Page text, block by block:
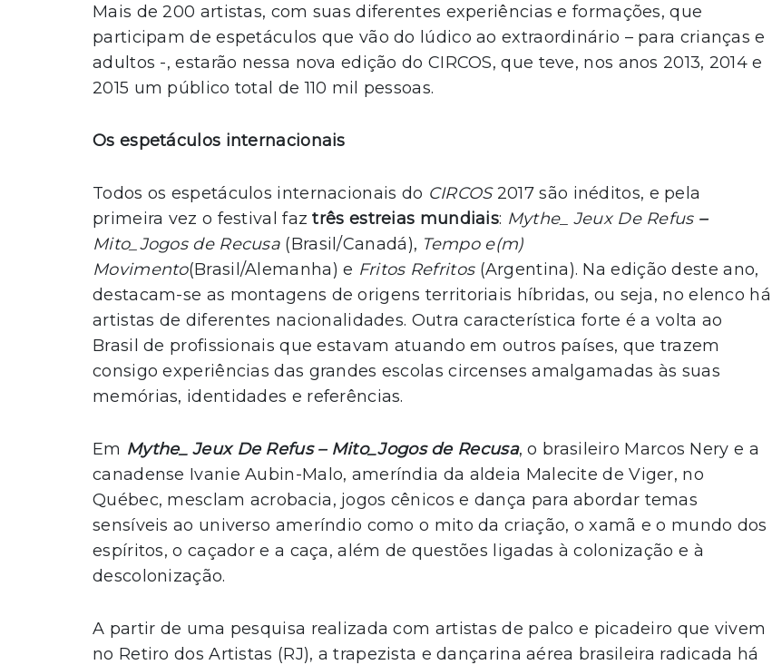
Mais de 200 artistas, com suas diferentes experiências e formações, que
participam de espetáculos que vão do lúdico ao extraordinário – para crianças e
adultos -, estarão nessa nova edição do CIRCOS, que teve, nos anos 2013, 2014 e
2015 um público total de 110 mil pessoas.
Os espetáculos internacionais
Todos os espetáculos internacionais do CIRCOS2017 são inéditos, e pela
primeira vez o festival faztrês estreias mundiais: Mythe_ Jeux De Refus–
Mito_Jogos de Recusa (Brasil/Canadá), Tempo e(m)
Movimento(Brasil/Alemanha) e Fritos Refritos(Argentina). Na edição deste ano,
destacam-se as montagens de origens territoriais híbridas, ou seja, no elenco há
artistas de diferentes nacionalidades. Outra característica forte é a volta ao
Brasil de profissionais que estavam atuando em outros países, que trazem
consigo experiências das grandes escolas circenses amalgamadas às suas
memórias, identidades e referências.
Em Mythe_ Jeux De Refus – Mito_Jogos de Recusa, o brasileiro Marcos Nery e a
canadense Ivanie Aubin-Malo, ameríndia da aldeia Malecite de Viger, no
Québec, mesclam acrobacia, jogos cênicos e dança para abordar temas
sensíveis ao universo ameríndio como o mito da criação, o xamã e o mundo dos
espíritos, o caçador e a caça, além de questões ligadas à colonização e à
descolonização.
A partir de uma pesquisa realizada com artistas de palco e picadeiro que vivem
no Retiro dos Artistas (RJ), a trapezista e dançarina aérea brasileira radicada há